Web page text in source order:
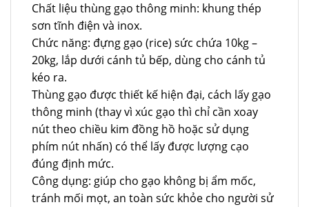
Chất liệu thùng gạo thông minh: khung thép
sơn tĩnh điện và inox.
Chức năng: đựng gạo (rice) sức chứa 10kg –
20kg, lắp dưới cánh tủ bếp, dùng cho cánh tủ
kéo ra.
Thùng gạo được thiết kế hiện đại, cách lấy gạo
thông minh (thay vì xúc gạo thì chỉ cần xoay
nút theo chiều kim đồng hồ hoặc sử dụng
phím nút nhấn) có thể lấy được lượng cạo
đúng định mức.
Công dụng: giúp cho gạo không bị ẩm mốc,
tránh mối mọt, an toàn sức khỏe cho người sử